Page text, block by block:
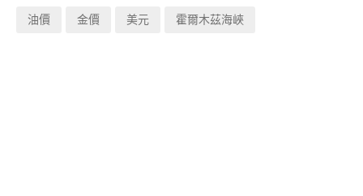
油價 金價 美元 霍爾木茲海峽